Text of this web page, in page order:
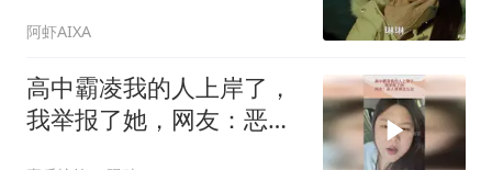
阿虾AIXA
高中霸凌我的人上岸了，
我举报了她，网友：恶人